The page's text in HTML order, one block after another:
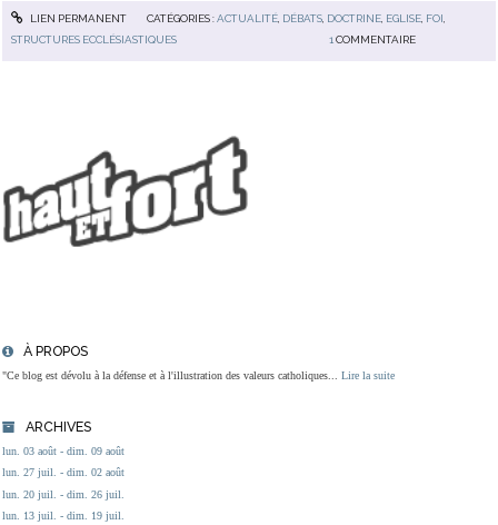
À PROPOS
"Ce blog est dévolu à la défense et à l'illustration des valeurs catholiques... Lire la suite
ARCHIVES
lun. 03 août - dim. 09 août
lun. 27 juil. - dim. 02 août
lun. 20 juil. - dim. 26 juil.
lun. 13 juil. - dim. 19 juil.
LIEN PERMANENT CATÉGORIES :ACTUALITÉ, DÉBATS, DOCTRINE, EGLISE, FOI ,
STRUCTURES ECCLÉSIASTIQUES
1 COMMENTAIRE